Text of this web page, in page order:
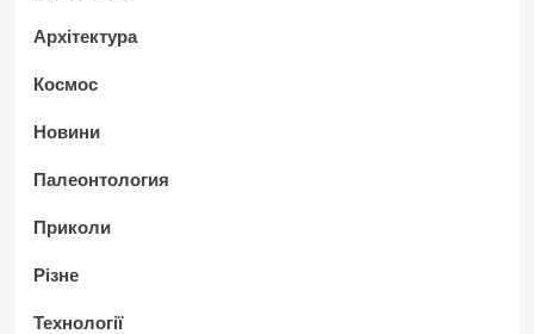
Архітектура
Космос
Новини
Палеонтология
Приколи
Різне
Технології